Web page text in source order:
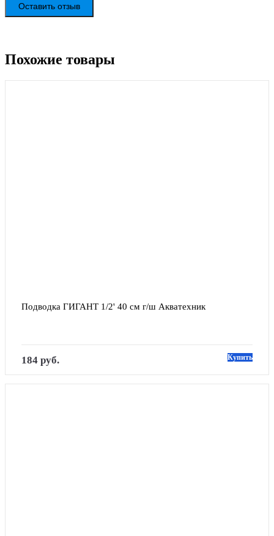
Оставить отзыв
Похожие товары
Подводка ГИГАНТ 1/2' 40 см г/ш Акватехник
184 руб. Купить